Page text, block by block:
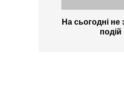
На сьогодні не
подій